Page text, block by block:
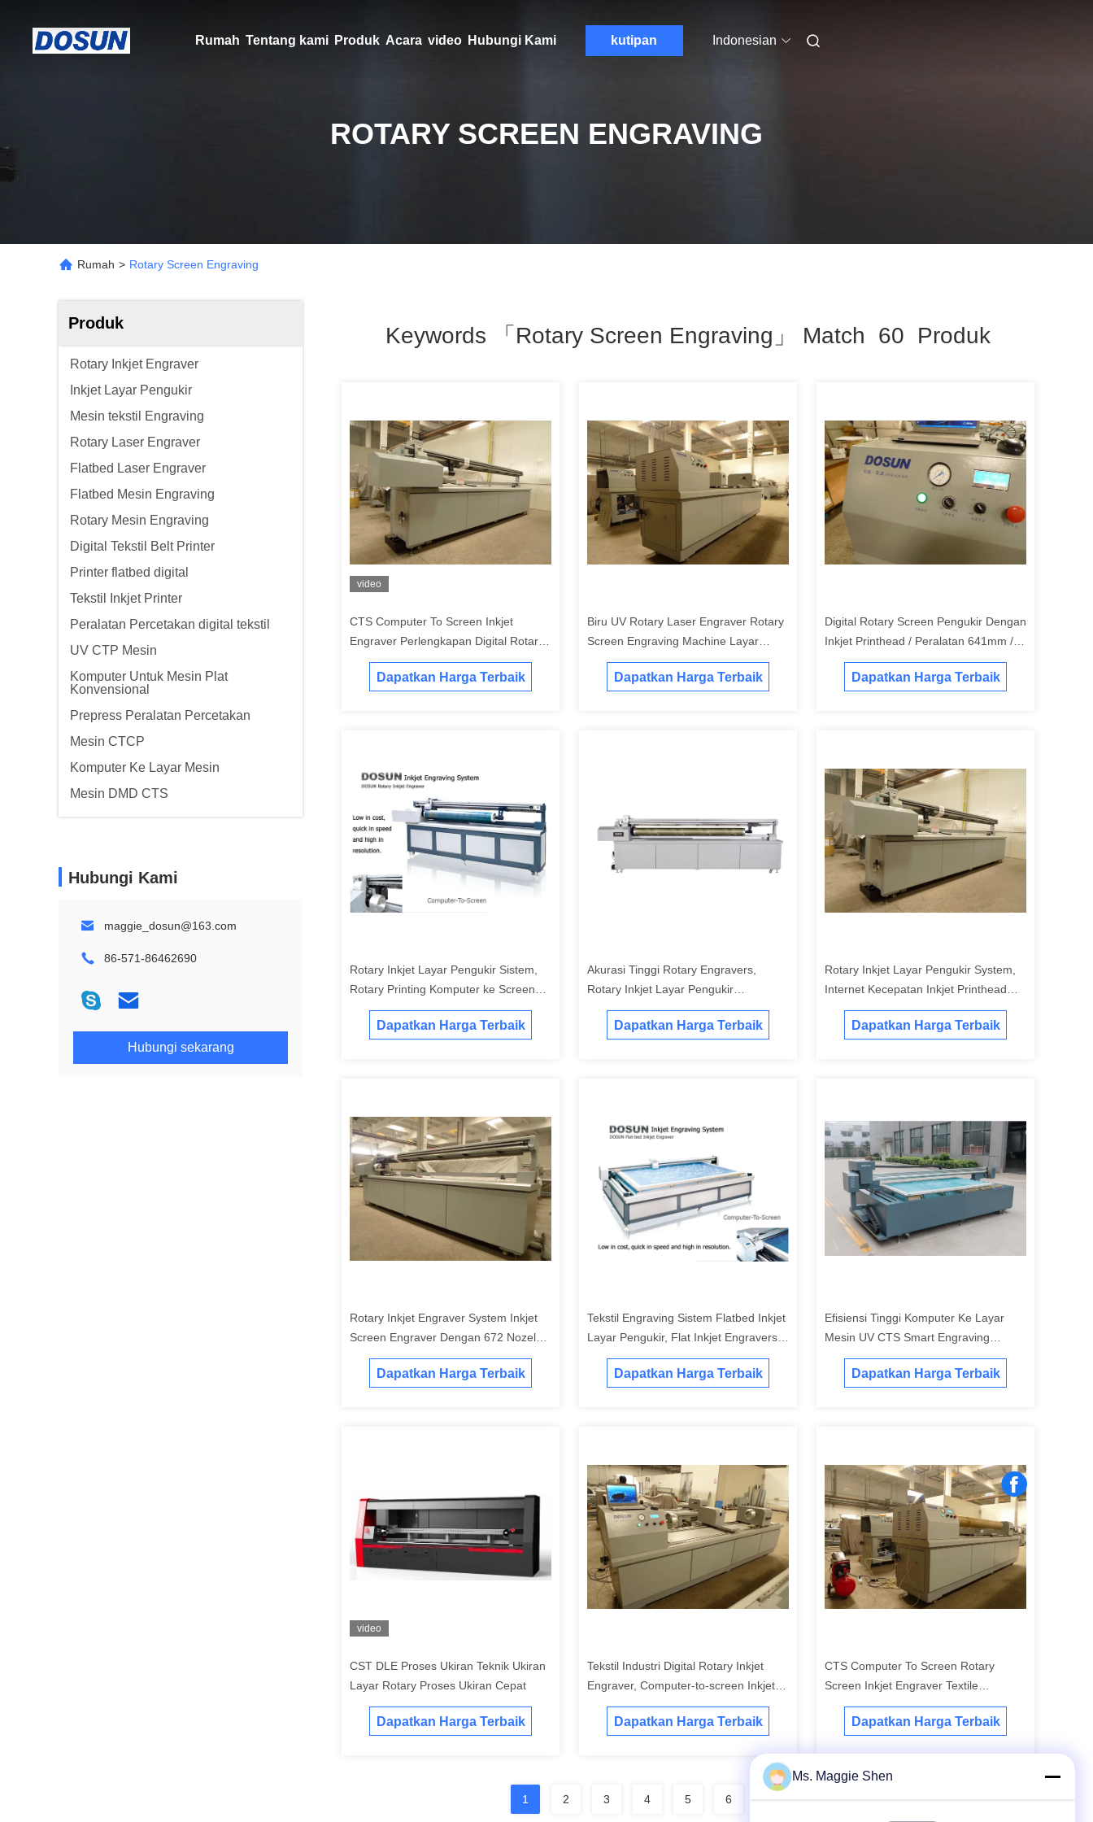
Rumah Tentang kami Produk Acara video Hubungi Kami kutipan Indonesian
ROTARY SCREEN ENGRAVING
Rumah > Rotary Screen Engraving
Produk
Rotary Inkjet Engraver
Inkjet Layar Pengukir
Mesin tekstil Engraving
Rotary Laser Engraver
Flatbed Laser Engraver
Flatbed Mesin Engraving
Rotary Mesin Engraving
Digital Tekstil Belt Printer
Printer flatbed digital
Tekstil Inkjet Printer
Peralatan Percetakan digital tekstil
UV CTP Mesin
Komputer Untuk Mesin Plat
Konvensional
Prepress Peralatan Percetakan
Mesin CTCP
Komputer Ke Layar Mesin
Mesin DMD CTS
Hubungi Kami
maggie_dosun@163.com
86-571-86462690
Hubungi sekarang
Keywords 「rotary Screen Engraving」 Match 60 Produk
video
CTS Computer To Screen Inkjet
Engraver Perlengkapan Digital Rotary
Screen Engraver 2200 / 3200 /
3600mm Lebar
Dapatkan Harga Terbaik
Biru UV Rotary Laser Engraver Rotary
Screen Engraving Machine Layar
Lebar 2200mm 3500mm
Dapatkan Harga Terbaik
Digital Rotary Screen Pengukir Dengan
Inkjet Printhead / Peralatan 641mm /
820mm / 914 mm / 1018mm Opsional
Dapatkan Harga Terbaik
Rotary Inkjet Layar Pengukir Sistem,
Rotary Printing Komputer ke Screen
Engraving Machine
Dapatkan Harga Terbaik
Akurasi Tinggi Rotary Engravers,
Rotary Inkjet Layar Pengukir
Komputer-ke-layar Digital Equipment
Dapatkan Harga Terbaik
Rotary Inkjet Layar Pengukir System,
Internet Kecepatan Inkjet Printhead
Rotary Printing Textile Engravers
Dapatkan Harga Terbaik
Rotary Inkjet Engraver System Inkjet
Screen Engraver Dengan 672 Nozel
Peralatan Ukiran Tekstil
Dapatkan Harga Terbaik
Tekstil Engraving Sistem Flatbed Inkjet
Layar Pengukir, Flat Inkjet Engravers
Dengan Servo Motor
Dapatkan Harga Terbaik
Efisiensi Tinggi Komputer Ke Layar
Mesin UV CTS Smart Engraving
System
Dapatkan Harga Terbaik
video
CST DLE Proses Ukiran Teknik Ukiran
Layar Rotary Proses Ukiran Cepat
Dapatkan Harga Terbaik
Tekstil Industri Digital Rotary Inkjet
Engraver, Computer-to-screen Inkjet
Layar Mesin Engraving
Dapatkan Harga Terbaik
CTS Computer To Screen Rotary
Screen Inkjet Engraver Textile
Peralatan Digital Komputer Ke Layar
Dapatkan Harga Terbaik
1 2 3 4 5 6 7
Ms. Maggie Shen